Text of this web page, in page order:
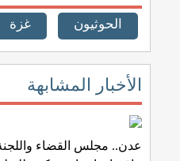
الحوثيون غزة
الأخبار المشابهة
عدن.. مجلس القضاء